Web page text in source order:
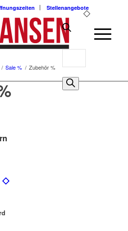
Stellenangebote
0
/ Sale % / Zubehör %